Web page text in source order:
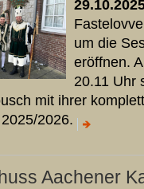
um die
eröffnen.
20.11 Uhr
mit ihrer
2026.
Aachener